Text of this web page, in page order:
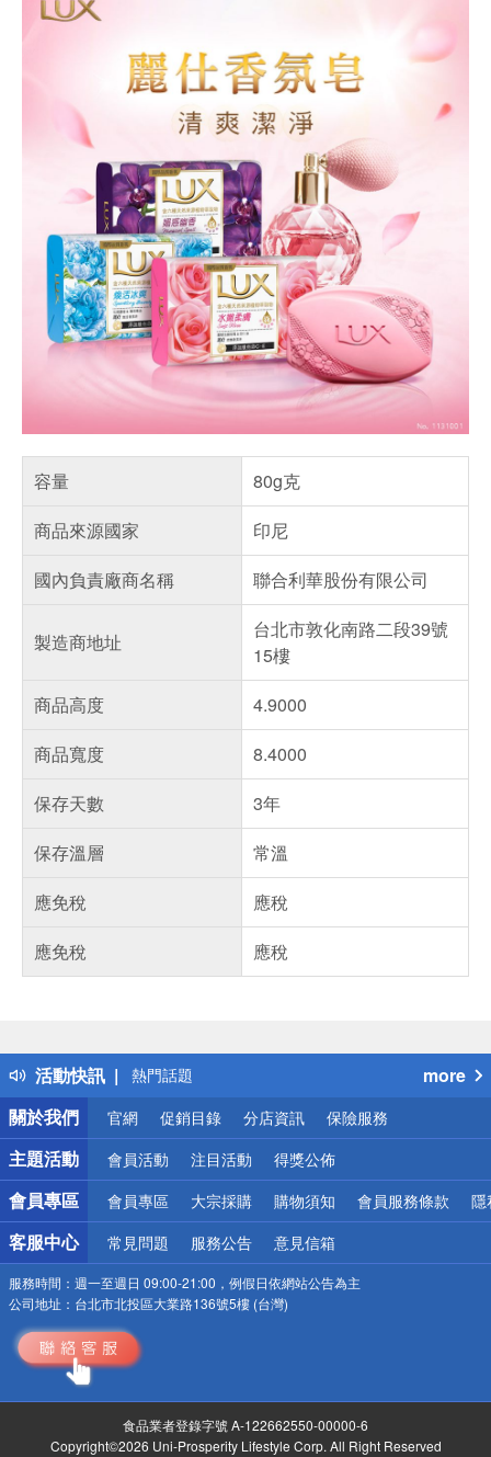
容量
80g克
商品來源國家
印尼
國內負責廠商名稱
聯合利華股份有限公司
製造商地址
台北市敦化南路二段39號
15樓
商品高度
4.9000
商品寬度
8.4000
保存天數
3年
保存溫層
常溫
應免稅
應稅
應免稅
應稅
活動快訊
得獎公告
熱門話題
銀行優惠
偏遠地區配送
詐騙網頁！請小心！
more
關於我們
官網 促銷目錄 分店資訊 保險服務
主題活動 會員活動 注目活動 得獎公佈
會員專區 會員專區 大宗採購 購物須知 會員服務條款 隱
客服中心 常見問題 服務公告 意見信箱
服務時間： 週一至週日 09:00-21:00，例假日依網站公告為主
公司地址： 台北市北投區大業路136號5樓 (台灣)
食品業者登錄字號 A-122662550-00000-6
Copyright©2026 Uni-Prosperity Lifestyle Corp. All Right Reserved